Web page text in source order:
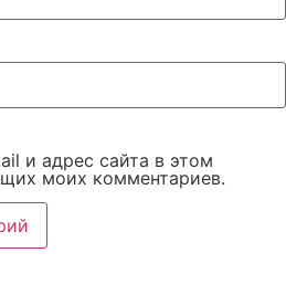
и адрес сайта в этом
моих комментариев.